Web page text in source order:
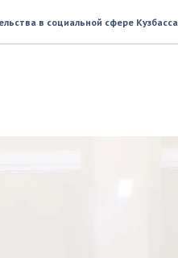
в социальной сфере Кузбасса